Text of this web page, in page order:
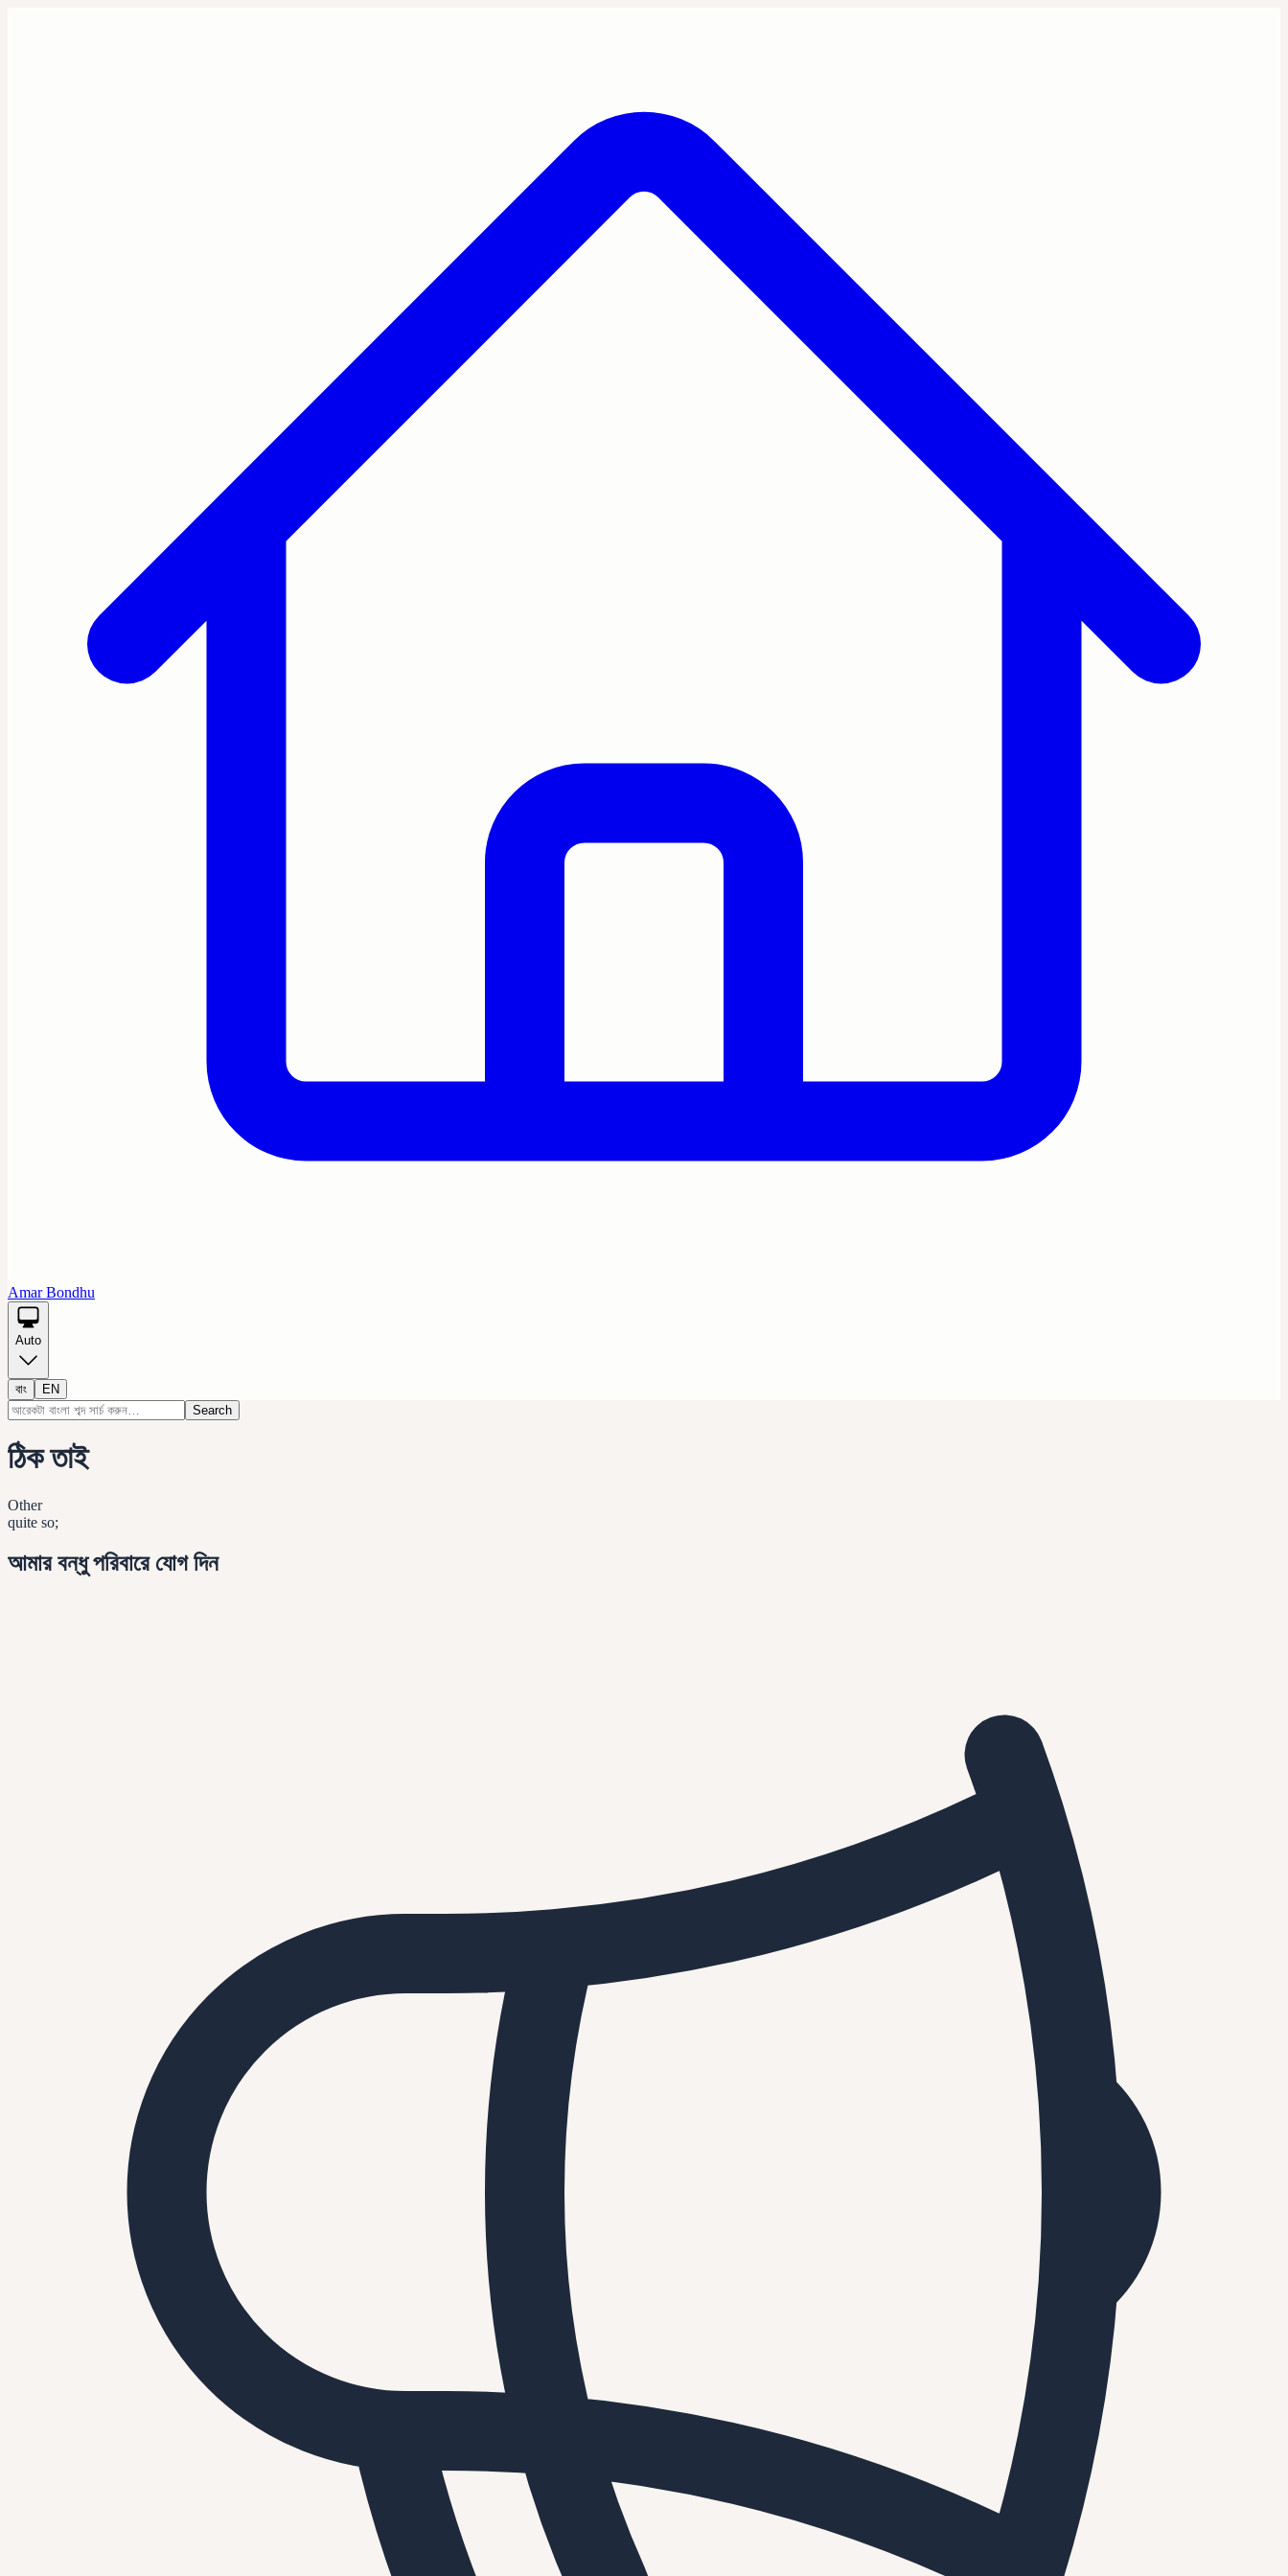
Amar Bondhu
Auto
বাং
EN
Search
ঠিক তাই
Other
quite so;
আমার বন্ধু পরিবারে যোগ দিন